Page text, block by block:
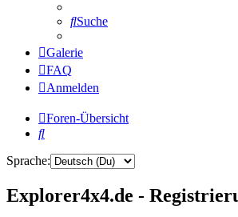
Suche
Galerie
FAQ
Anmelden
Foren-Übersicht
Suche
Sprache:
Explorer4x4.de -